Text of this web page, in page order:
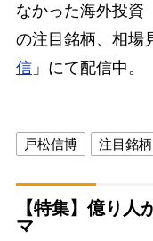
なかった海外投
の注目銘柄、相場
信」にて配信中。
戸松信博 注目銘柄
【特集】億り人
マ